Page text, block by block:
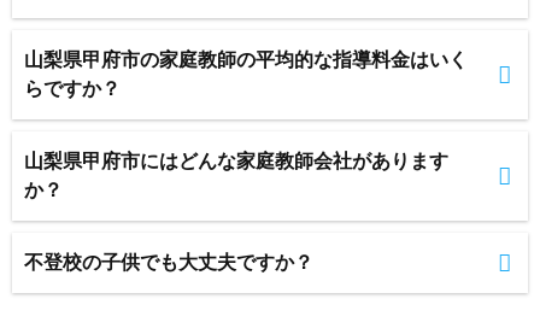
山梨県甲府市の家庭教師の平均的な指導料金はいく
らですか？
山梨県甲府市にはどんな家庭教師会社があります
か？
不登校の子供でも大丈夫ですか？